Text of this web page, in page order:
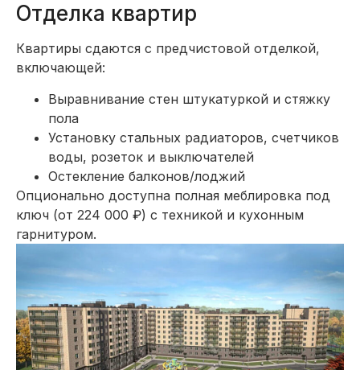
Отделка квартир
Квартиры сдаются с предчистовой отделкой,
включающей:
Выравнивание стен штукатуркой и стяжку
пола
Установку стальных радиаторов, счетчиков
воды, розеток и выключателей
Остекление балконов/лоджий
Опционально доступна полная меблировка под
ключ (от 224 000 ₽) с техникой и кухонным
гарнитуром.